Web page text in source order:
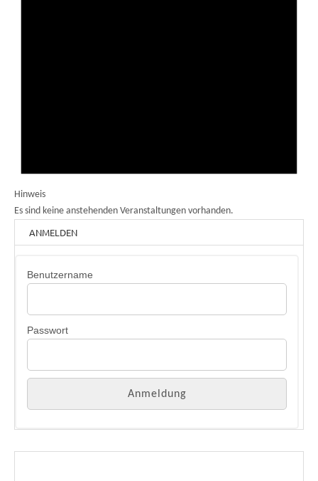
Hinweis
Es sind keine anstehenden Veranstaltungen vorhanden.
ANMELDEN
Benutzername
Passwort